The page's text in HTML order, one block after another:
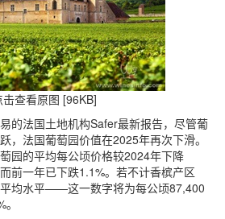
击查看原图 [96KB]
法国土地机构Safer最新报告，尽管葡
，法国葡萄园价值在2025年再次下滑。
园的平均每公顷价格较2024年下降
前一年已下跌1.1%。若不计香槟产区
均水平——这一数字将为每公顷87,400